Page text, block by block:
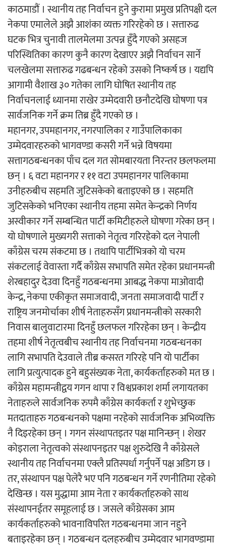
‘आइतबारको अफिस’ को परिचर्चा सम्पन्न
अर्जुन चन्द्रको ‘संवेदनाका प्रतिध्वनि’
मुक्तकसङ्ग्रह लोकार्पण
‘दुर्गा’ निर्माण गर्दै सम्राट
चलचित्र ‘माया भनेकै यस्तो होला’को शीर्ष गीत
सार्वजनिक
काठमाडौं । स्थानीय तह निर्वाचन हुने कुरामा प्रमुख प्रतिपक्षी दल
नेकपा एमालेले अझै आशंका व्यक्त गरिरहेको छ । सत्तारुढ
घटक भित्र चुनावी तालमेलमा उत्पन्न हुँदै गएको असहज
परिस्थितिका कारण कुनै कारण देखाएर अझै निर्वाचन सार्ने
चलखेलमा सत्तारुढ गढबन्धन रहेको उसको निष्कर्ष छ । यद्यपि
आगामी वैशाख ३० गतेका लागि घोषित स्थानीय तह
निर्वाचनलाई ध्यानमा राखेर उम्मेदवारी छनौटदेखि घोषणा पत्र
सार्वजनिक गर्ने क्रम तिब्र हुँदै गएको छ ।
महानगर, उपमहानगर, नगरपालिका र गाउँपालिकाका
उम्मेदवारहरुको भागवण्डा कसरी गर्ने भन्ने विषयमा
सत्तागठबन्धनका पाँच दल गत सोमबारयता निरन्तर छलफलमा
छन् । ६ वटा महानगर र ११ वटा उपमहानगर पालिकामा
उनीहरुबीच सहमति जुटिसकेको बताइएको छ । सहमति
जुटिसकेको भनिएका स्थानीय तहमा समेत केन्द्रको निर्णय
अस्वीकार गर्ने सम्बन्धित पार्टी कमिटीहरुले घोषणा गरेका छन् ।
यो घोषणाले मुख्यगरी सत्ताको नेतृत्व गरिरहेको दल नेपाली
काँग्रेस चरम संकटमा छ । तथापि पार्टीभित्रको यो चरम
संकटलाई वेवास्ता गर्दै काँग्रेस सभापति समेत रहेका प्रधानमन्त्री
शेरबहादुर देउवा दिनहुँ गठबन्धनमा आबद्ध नेकपा माओवादी
केन्द्र, नेकपा एकीकृत समाजवादी, जनता समाजवादी पार्टी र
राष्ट्रिय जनमोर्चाका शीर्ष नेताहरुसँग प्रधानमन्त्रीको सरकारी
निवास बालुवाटारमा दिनहुँ छलफल गरिरहेका छन् । केन्द्रीय
तहमा शीर्ष नेतृत्वबीच स्थानीय तह निर्वाचनमा गठबन्धनका
लागि सभापति देउवाले तीब्र कसरत गरिरहे पनि यो पार्टीका
लागि प्रत्युत्पादक हुने बहुसंख्यक नेता, कार्यकर्ताहरुको मत छ ।
काँग्रेस महामन्त्रीद्वय गगन थापा र विश्वप्रकाश शर्मा लगायतका
नेताहरुले सार्वजनिक रुपमै काँग्रेस कार्यकर्ता र शुभेच्छुक
मतदाताहरु गठबन्धनको पक्षमा नरहेको सार्वजनिक अभिव्यक्ति
नै दिइरहेका छन् । गगन संस्थापतइतर पक्ष मानिन्छन् । शेखर
कोइराला नेतृत्वको संस्थापनइतर पक्ष शुरुदेखि नै काँग्रेसले
स्थानीय तह निर्वाचनमा एक्लै प्रतिस्पर्धा गर्नुपर्ने पक्ष अडिग छ ।
तर, संस्थापन पक्ष पेलेरै भए पनि गठबन्धन गर्ने रणनीतिमा रहेको
देखिन्छ । यस मुद्धामा आम नेता र कार्यकर्ताहरुको साथ
संस्थापनईतर समूहलाई छ । जसले काँग्रेसका आम
कार्यकर्ताहरुको भावनाविपरित गठबन्धनमा जान नहुने
बताइरहेका छन् । गठबन्धन दलहरुबीच उम्मेदवार भागवण्डामा